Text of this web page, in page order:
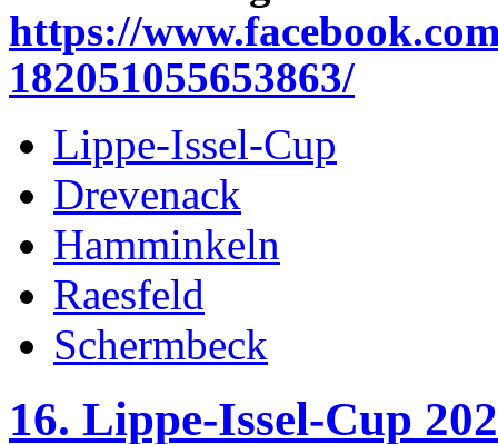
https://
182051055653863/
Lippe-Issel-Cup
Drevenack
Hamminkeln
Raesfeld
Schermbeck
16. Lippe-Issel-Cup